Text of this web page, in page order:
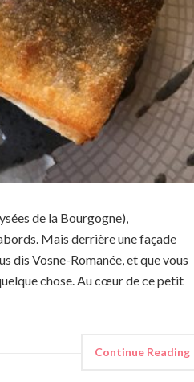
de la Bourgogne),
Mais derrière une façade
dis Vosne-Romanée, et que vous
chose. Au cœur de ce petit
Continue Reading